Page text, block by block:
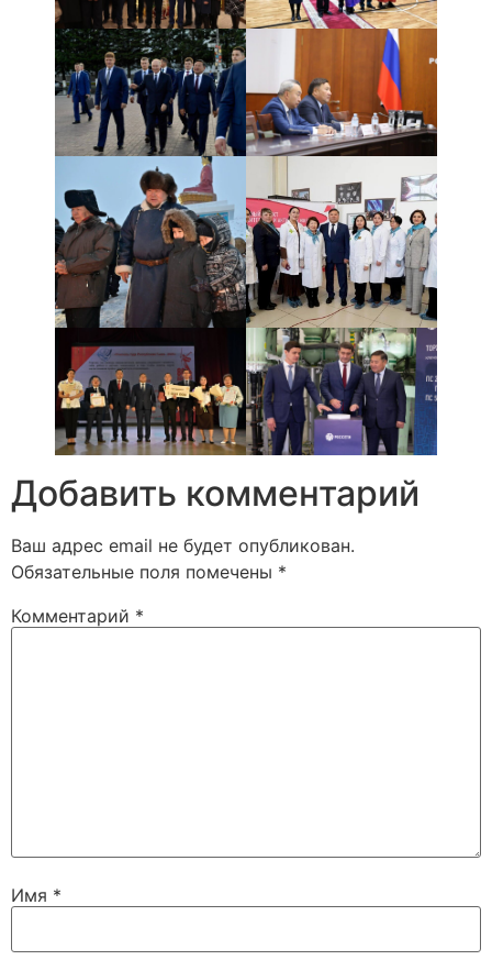
Добавить комментарий
Ваш адрес email не будет опубликован.
Обязательные поля помечены *
Комментарий *
Имя *